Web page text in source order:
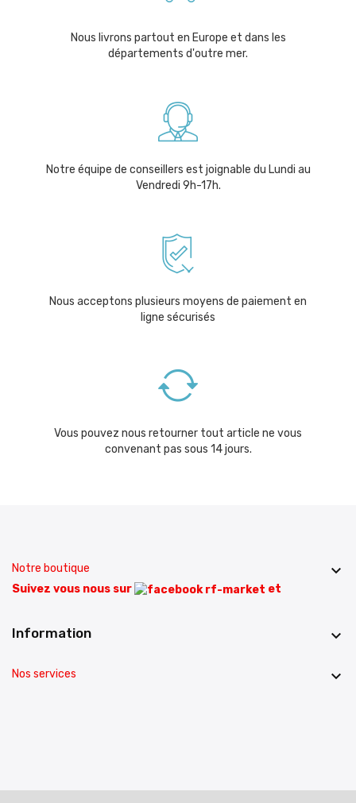
Nous livrons partout en Europe et dans les
départements d'outre mer.
Notre équipe de conseillers est joignable du Lundi au
Vendredi 9h-17h.
Nous acceptons plusieurs moyens de paiement en
ligne sécurisés
Vous pouvez nous retourner tout article ne vous
convenant pas sous 14 jours.
Notre boutique 
Suivez vous nous sur et
Information 
Nos services 